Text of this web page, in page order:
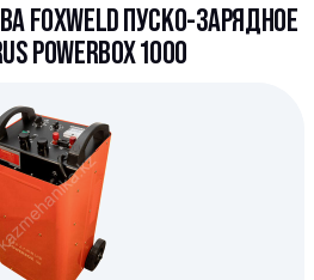
FOXWELD ПУСКО-ЗАРЯДНОЕ
POWERBOX 1000